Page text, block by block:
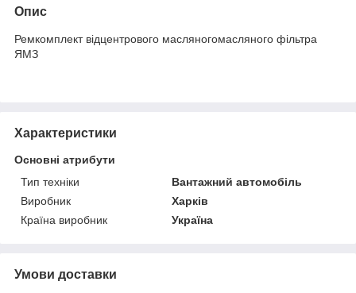
Опис
Ремкомплект відцентрового масляногомасляного фільтра
ЯМЗ
Характеристики
Основні атрибути
Тип техніки
Вантажний автомобіль
Виробник
Харків
Країна виробник
Україна
Умови доставки